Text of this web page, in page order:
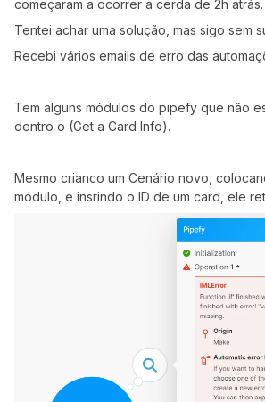
começaram a ocorrer a cerda de 2h atrás.
Tentei achar uma solução, mas sigo sem
Recebi vários emails de erro das
Tem alguns módulos do pipefy que não
dentro o (Get a Card Info).
Mesmo crianco um Cenário novo,
módulo, e insrindo o ID de um card, ele